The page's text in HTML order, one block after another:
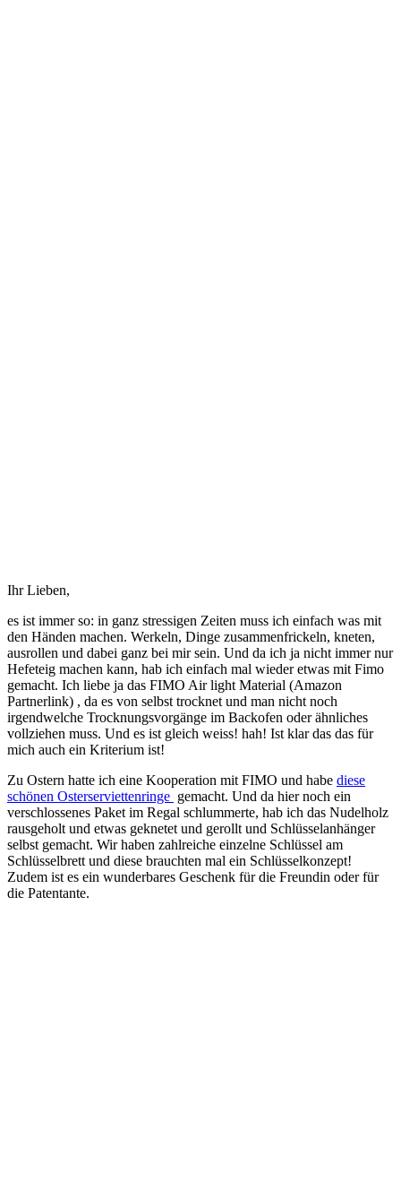
Ihr Lieben,
es ist immer so: in ganz stressigen Zeiten muss ich einfach was mit
den Händen machen. Werkeln, Dinge zusammenfrickeln, kneten,
ausrollen und dabei ganz bei mir sein. Und da ich ja nicht immer nur
Hefeteig machen kann, hab ich einfach mal wieder etwas mit Fimo
gemacht. Ich liebe ja das FIMO Air light Material (Amazon
Partnerlink) , da es von selbst trocknet und man nicht noch
irgendwelche Trocknungsvorgänge im Backofen oder ähnliches
vollziehen muss. Und es ist gleich weiss! hah! Ist klar das das für
mich auch ein Kriterium ist!
Zu Ostern hatte ich eine Kooperation mit FIMO und habe diese
schönen Osterserviettenringe gemacht. Und da hier noch ein
verschlossenes Paket im Regal schlummerte, hab ich das Nudelholz
rausgeholt und etwas geknetet und gerollt und Schlüsselanhänger
selbst gemacht. Wir haben zahlreiche einzelne Schlüssel am
Schlüsselbrett und diese brauchten mal ein Schlüsselkonzept!
Zudem ist es ein wunderbares Geschenk für die Freundin oder für
die Patentante.